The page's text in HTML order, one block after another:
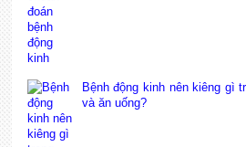
Bệnh động kinh nên kiêng gì
và ăn uống?